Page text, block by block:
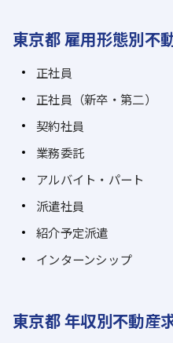
東京都 雇用形態別不
正社員
正社員（新卒・第二）
契約社員
業務委託
アルバイト・パート
派遣社員
紹介予定派遣
インターンシップ
東京都 年収別不動産